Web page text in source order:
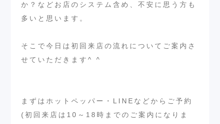
か？などお店のシステム含め、不安に思う方も
多いと思います。
そこで今日は初回来店の流れについてご案内さ
せていただきます^ ^
まずはホットペッパー・LINEなどからご予約
(初回来店は10～18時までのご案内になりま